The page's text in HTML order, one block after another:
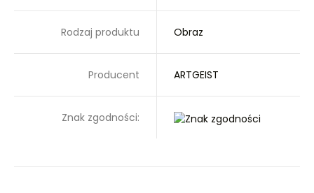
Rodzaj produktu Obraz
Producent ARTGEIST
Znak zgodności: